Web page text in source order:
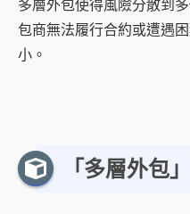
多層外包使得風險分散到
包商無法履行合約或遭遇
小。
「多層外包